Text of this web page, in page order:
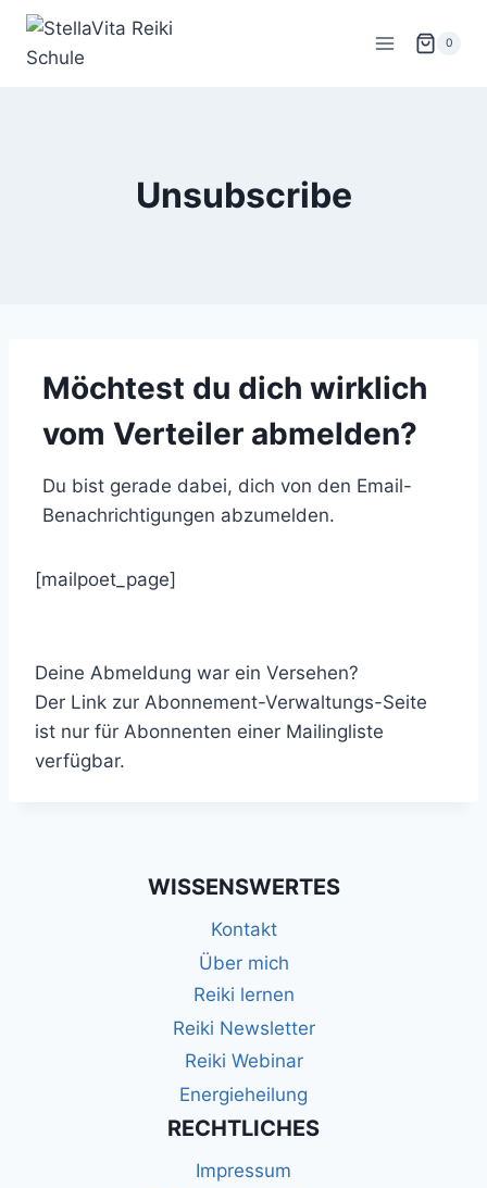
Zum
springen
0
Unsubscribe
Möchtest du dich wirklich
vom Verteiler abmelden?
Du bist gerade dabei, dich von den Email-
Benachrichtigungen abzumelden.
[mailpoet_page]
Deine Abmeldung war ein Versehen?
Der Link zur Abonnement-Verwaltungs-Seite
ist nur für Abonnenten einer Mailingliste
verfügbar.
WISSENSWERTES
Kontakt
Über mich
Reiki lernen
Reiki Newsletter
Reiki Webinar
Energieheilung
RECHTLICHES
Impressum